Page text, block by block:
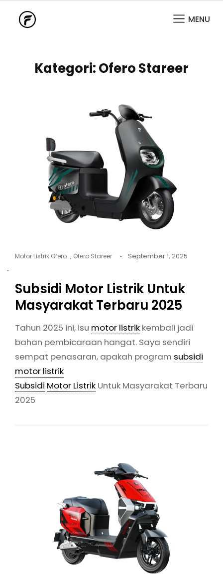
MENU
Kategori:Ofero Stareer
Cat
Motor Listrik Ofero , Ofero Stareer
Posted
September 1, 2025
Subsidi Motor Listrik Untuk
Masyarakat Terbaru 2025
Tahun 2025 ini, isu motor listrik kembali jadi
bahan pembicaraan hangat. Saya sendiri
sempat penasaran, apakah program subsidi
motor listrik
Subsidi Motor Listrik Untuk Masyarakat Terbaru
2025